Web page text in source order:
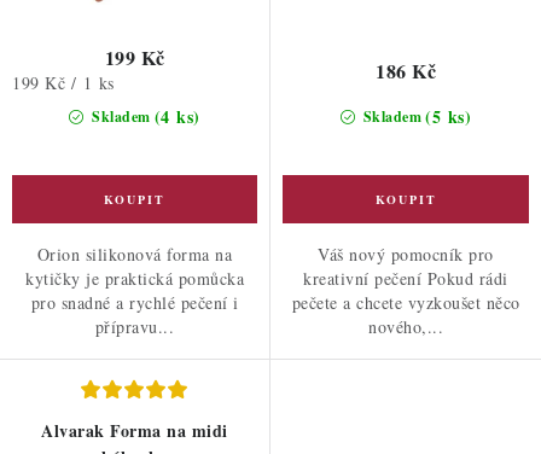
Skladem (4 ks)
199 Kč
Měrná
199 Kč / 1 ks
Orion silikonová forma na
kytičky je praktická pomůcka
pro snadné a rychlé pečení i
přípravu...
Skladem(5 ks)
186 Kč
Váš nový pomocník pro
kreativní pečení Pokud rádi
pečete a chcete vyzkoušet něco
nového,...
Alvarak Forma na midi